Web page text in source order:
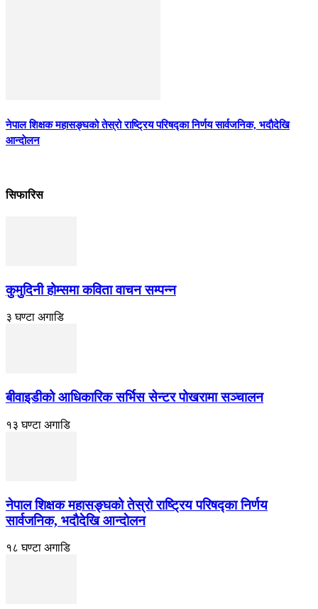
नेपाल शिक्षक महासङ्घको तेस्रो राष्ट्रिय परिषद्का निर्णय सार्वजनिक, भदाैदेखि
आन्दाेलन
सिफारिस
कुमुदिनी होम्समा कविता वाचन सम्पन्न
३ घण्टा अगाडि
बीवाइडीको आधिकारिक सर्भिस सेन्टर पोखरामा सञ्चालन
१३ घण्टा अगाडि
नेपाल शिक्षक महासङ्घको तेस्रो राष्ट्रिय परिषद्का निर्णय
सार्वजनिक, भदाैदेखि आन्दाेलन
१८ घण्टा अगाडि